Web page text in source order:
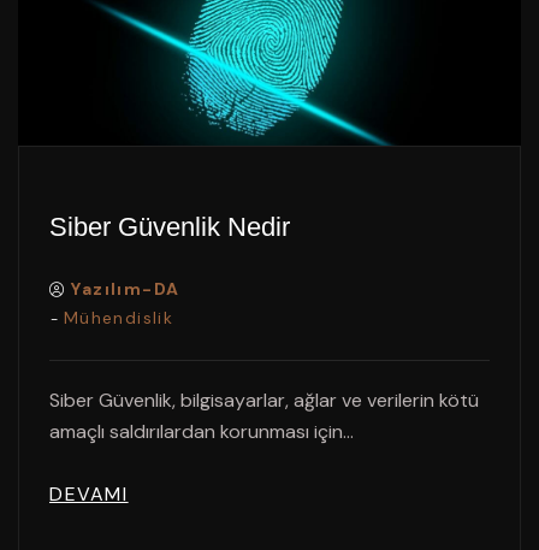
Siber Güvenlik Nedir
Yazılım-DA
- Mühendislik
Siber Güvenlik, bilgisayarlar, ağlar ve verilerin kötü
amaçlı saldırılardan korunması için...
DEVAMI